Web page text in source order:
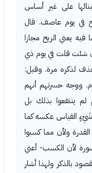
على غير أساس
في يوم عاصف. قال
يعني الريح مجازا
شئت قلت في يوم ذي
لذكره مرة. وقيل:
ووجه حسرتهم أنهم
لم ينتفعوا بذلك بل
شَيْءٍ القياس عكسه كما
ولأن مما كسبوا
لأن الكسب- أعني
بالذكر ولهذا أشار